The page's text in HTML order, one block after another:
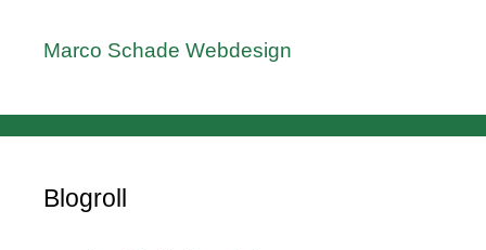
Marco Schade Webdesign
Blogroll